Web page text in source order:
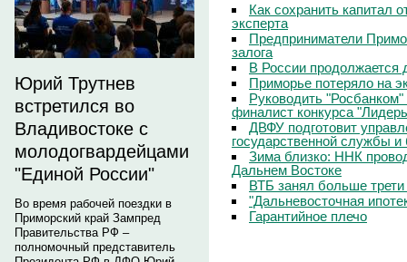
Юрий Трутнев
встретился во
Владивостоке с
молодогвардейцами
"Единой России"
Во время рабочей поездки в
Приморский край Зампред
Правительства РФ –
полномочный представитель
Как сохранить капитал
эксперта
Предприниматели
залога
В России продолжается
Приморье потеряло на
Руководить
финалист конкурса
ДВФУ подготовит
государственной службы
Зима близко: ННК
Дальнем Востоке
ВТБ занял больше трети
"Дальневосточная
Гарантийное плечо